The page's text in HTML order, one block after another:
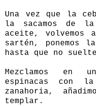
Una vez que la
la sacamos de
aceite,
sartén, ponemos
hasta que no
Mezclamos en
espinacas con
zanahoria,
templar.